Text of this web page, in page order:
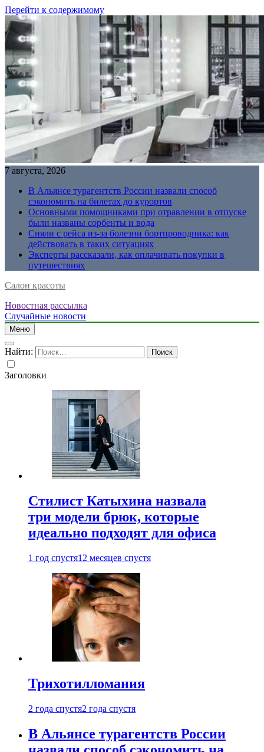
Перейти к содержимому
7 августа, 2026
В Альянсе турагентств России назвали способ
сэкономить на билетах до курортов
Основными помощниками при отравлении в отпуске
были названы сорбенты и вода
Сняли с рейса из-за болезни бортпроводника: как
действовать в таких ситуациях
Эксперты рассказали, как оплачивать покупки в
путешествиях
Салон красоты
Новостная рассылка
Случайные новости
Меню
Найти:
Заголовки
Стилист Катыхина назвала
три модели брюк, которые
идеально подходят для офиса
1 год спустя12 месяцев спустя
Трихотилломания
2 года спустя2 года спустя
В Альянсе турагентств России